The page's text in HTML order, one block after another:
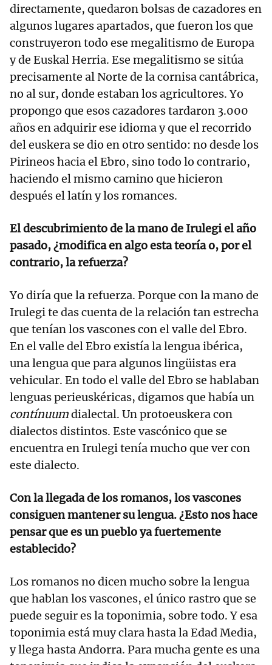
directamente, quedaron bolsas de cazadores en
algunos lugares apartados, que fueron los que
construyeron todo ese megalitismo de Europa
y de Euskal Herria. Ese megalitismo se sitúa
precisamente al Norte de la cornisa cantábrica,
no al sur, donde estaban los agricultores. Yo
propongo que esos cazadores tardaron 3.000
años en adquirir ese idioma y que el recorrido
del euskera se dio en otro sentido: no desde los
Pirineos hacia el Ebro, sino todo lo contrario,
haciendo el mismo camino que hicieron
después el latín y los romances.
El descubrimiento de la mano de Irulegi el año
pasado, ¿modifica en algo esta teoría o, por el
contrario, la refuerza?
Yo diría que la refuerza. Porque con la mano de
Irulegi te das cuenta de la relación tan estrecha
que tenían los vascones con el valle del Ebro.
En el valle del Ebro existía la lengua ibérica,
una lengua que para algunos lingüistas era
vehicular. En todo el valle del Ebro se hablaban
lenguas perieuskéricas, digamos que había un
contínuumdialectal. Un protoeuskera con
dialectos distintos. Este vascónico que se
encuentra en Irulegi tenía mucho que ver con
este dialecto.
Con la llegada de los romanos, los vascones
consiguen mantener su lengua. ¿Esto nos hace
pensar que es un pueblo ya fuertemente
establecido?
Los romanos no dicen mucho sobre la lengua
que hablan los vascones, el único rastro que se
puede seguir es la toponimia, sobre todo. Y esa
toponimia está muy clara hasta la Edad Media,
y llega hasta Andorra. Para mucha gente es una